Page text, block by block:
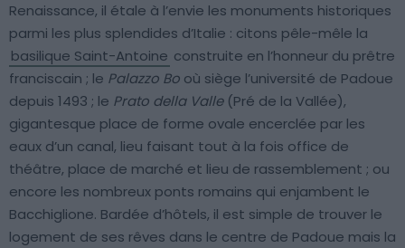
Renaissance, il étale à l’envie les monuments historiques
parmi les plus splendides d’Italie : citons pêle-mêle la
basilique Saint-Antoine construite en l’honneur du prêtre
franciscain ; le Palazzo Bo où siège l’université de Padoue
depuis 1493 ; le Prato della Valle(Pré de la Vallée),
gigantesque place de forme ovale encerclée par les
eaux d’un canal, lieu faisant tout à la fois office de
théâtre, place de marché et lieu de rassemblement ; ou
encore les nombreux ponts romains qui enjambent le
Bacchiglione. Bardée d’hôtels, il est simple de trouver le
logement de ses rêves dans le centre de Padoue mais la